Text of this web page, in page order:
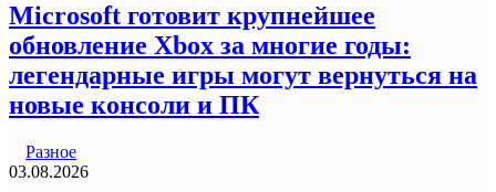
Microsoft готовит крупнейшее
обновление Xbox за многие годы:
легендарные игры могут вернуться на
новые консоли и ПК
Разное
03.08.2026